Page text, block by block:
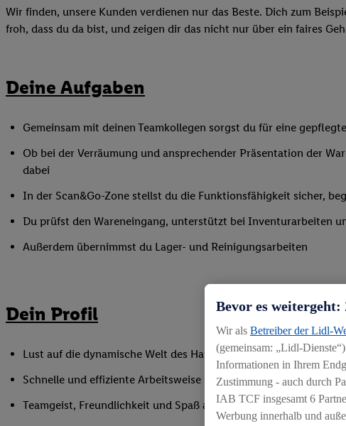
Wir finden, unsere Kunden verdienen nur das Beste. Dich zum
froh, dass du da bist, und zeigen dir das nicht nur über ein faires
Deine Aufgaben
Gemeinsam mit deinen Teamkollegen sorgst du für eine
Ob bei der Verräumung und ansprechender Präsentation der
dabei
In der Scan&Go-Zone stellst du die Funktionsfähigkeit sicher,
Du prüfst den Wareneingang, unterstützt bei Inventurarbeiten
Außerdem übernimmst du Lager- und Reinigungsarbeiten
Dein Profil
Lust auf die dynamische Welt des Handels, gerne auch als
Schnelle und effiziente Arbeitsweise sowie Anpassungsfähigkeit
Teamgeist, Freundlichkeit und Spaß am Umgang mit Menschen
Bevor es
Wir als Betreiber der Lidl-
(gemeinsam: „Lidl-
Informationen in Ihrem
Zustimmung - auch durch
IAB TCF insgesamt 6
Werbung innerhalb und